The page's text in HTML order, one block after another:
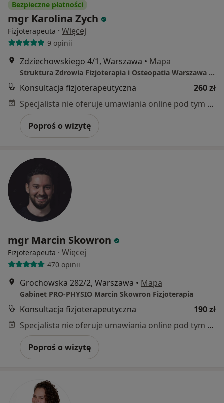
Bezpieczne płatności
mgr Karolina Zych
Fizjoterapeuta · Więcej
9 opinii
Zdziechowskiego 4/1, Warszawa • Mapa
Struktura Zdrowia Fizjoterapia i Osteopatia Warszawa Mokotów (Tomasz Nowik)
Konsultacja fizjoterapeutyczna
260 zł
Specjalista nie oferuje umawiania online pod tym adresem.
Poproś o wizytę
mgr Marcin Skowron
Fizjoterapeuta · Więcej
470 opinii
Grochowska 282/2, Warszawa • Mapa
Gabinet PRO-PHYSIO Marcin Skowron Fizjoterapia
Konsultacja fizjoterapeutyczna
190 zł
Specjalista nie oferuje umawiania online pod tym adresem.
Poproś o wizytę